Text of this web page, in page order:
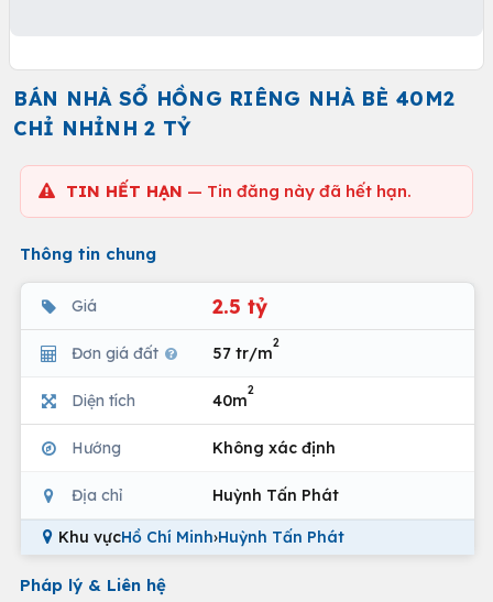
BÁN NHÀ SỔ HỒNG RIÊNG NHÀ BÈ 40M2
CHỈ NHỈNH 2 TỶ
TIN HẾT HẠN — Tin đăng này đã hết hạn.
Thông tin chung
Giá 2.5 tỷ
Đơn giá đất 57 tr/m
2
Diện tích 40m
2
Hướng Không xác định
Địa chỉ Huỳnh Tấn Phát
Khu vựcHồ Chí Minh›Huỳnh Tấn Phát
Pháp lý & Liên hệ